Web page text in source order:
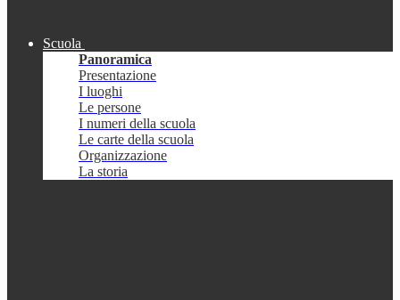
Scuola
Panoramica
Presentazione
I luoghi
Le persone
I numeri della scuola
Le carte della scuola
Organizzazione
La storia